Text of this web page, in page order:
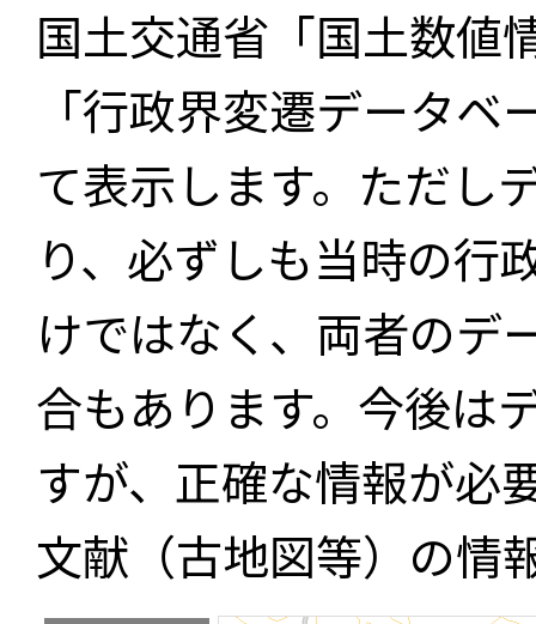
国土交通省「国土数値
「行政界変遷データ
て表示します。ただし
り、必ずしも当時の行
けではなく、両者のデ
合もあります。今後は
すが、正確な情報が必
文献（古地図等）の情